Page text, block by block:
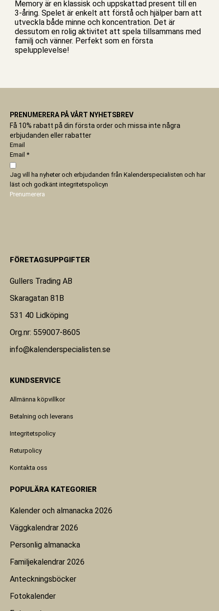
Memory är en klassisk och uppskattad present till en
3-åring. Spelet är enkelt att förstå och hjälper barn att
utveckla både minne och koncentration. Det är
dessutom en rolig aktivitet att spela tillsammans med
familj och vänner. Perfekt som en första
spelupplevelse!
PRENUMERERA PÅ VÅRT NYHETSBREV
Få 10% rabatt på din första order och missa inte några
erbjudanden eller rabatter
Email
Email *
Jag vill ha nyheter och erbjudanden från Kalenderspecialisten och har
läst och godkänt integritetspolicyn
Prenumerera
FÖRETAGSUPPGIFTER
Gullers Trading AB
Skaragatan 81B
531 40 Lidköping
Org.nr: 559007-8605
info@kalenderspecialisten.se
KUNDSERVICE
Allmänna köpvillkor
Betalning och leverans
Integritetspolicy
Returpolicy
Kontakta oss
POPULÄRA KATEGORIER
Kalender och almanacka 2026
Väggkalendrar 2026
Personlig almanacka
Familjekalendrar 2026
Anteckningsböcker
Fotokalender